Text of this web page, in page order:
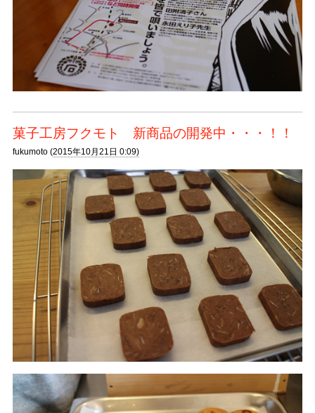
菓子工房フクモト 新商品の開発中・・・！！
fukumoto (2015年10月21日 0:09)